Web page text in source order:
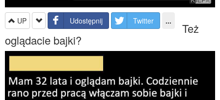
UP Udostępnij Twitter ... Też
oglądacie bajki?